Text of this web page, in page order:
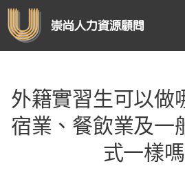
崇尚人力資源顧問
外籍實習生可以做
宿業、餐飲業及一
式一樣